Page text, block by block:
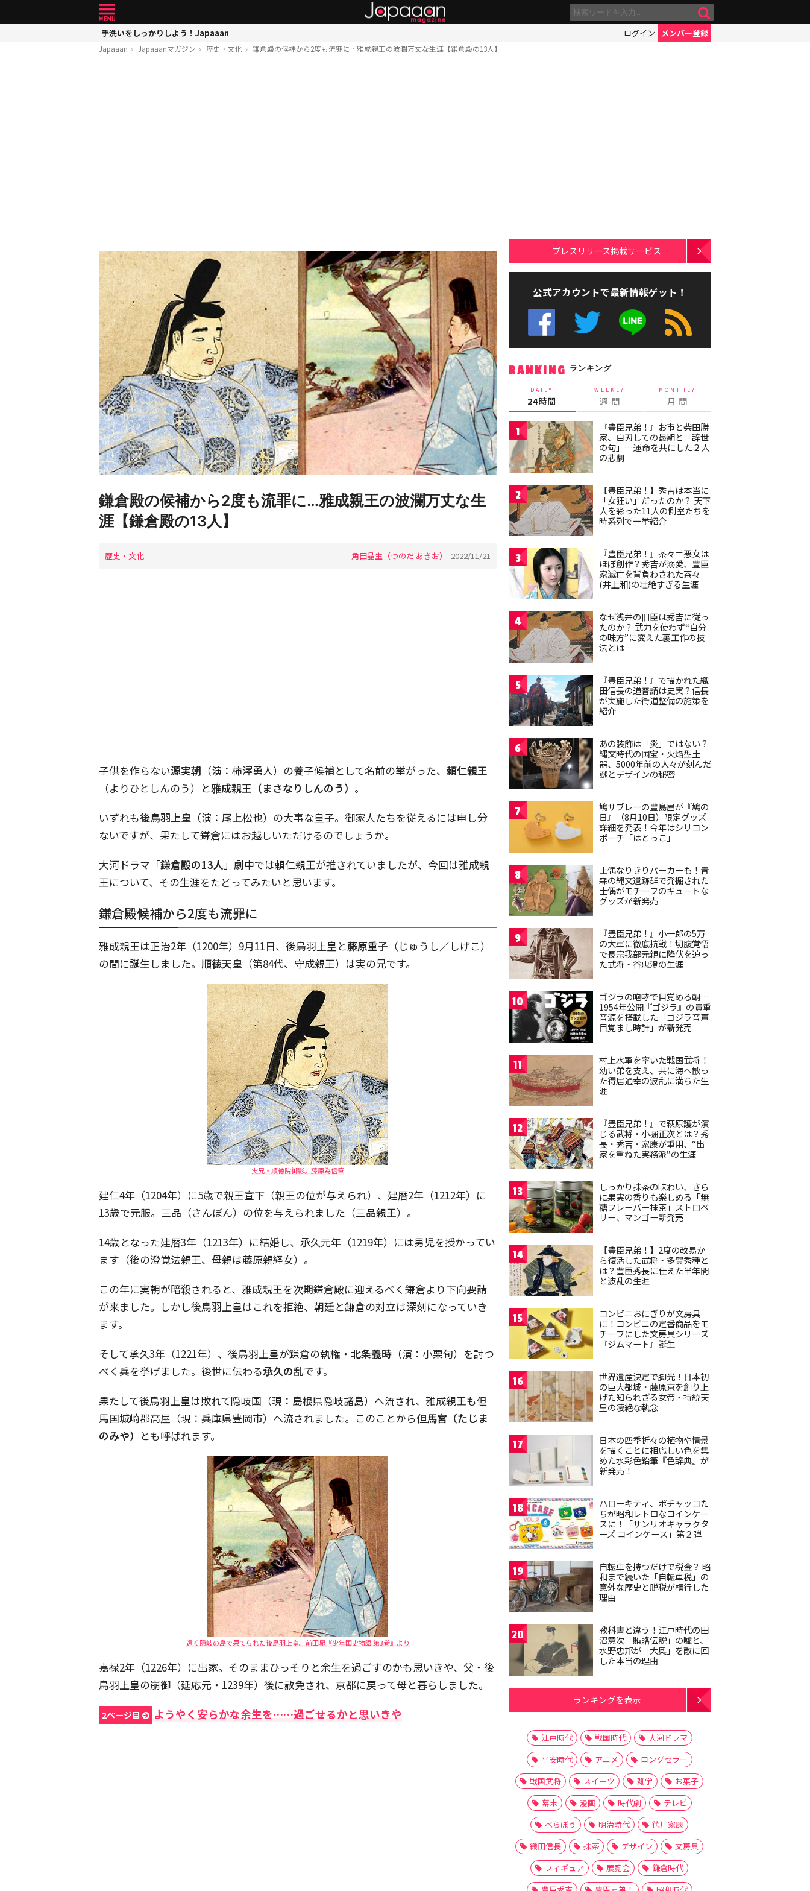
手洗いをしっかりしよう！Japaaan ログイン メンバー登録
Japaaan Japaaanマガジン 歴史・文化 鎌倉殿の候補から2度も流罪に…雅成親王の波瀾万丈な生涯【鎌倉殿の13人】
鎌倉殿の候補から2度も流罪に…雅成親王の波瀾万丈な生
涯【鎌倉殿の13人】
歴史・文化 角田晶生（つのだ あきお） 2022/11/21
子供を作らない源実朝 （演：柿澤勇人）の養子候補として名前の挙がった、 頼仁親王
（よりひとしんのう）と雅成親王（まさなりしんのう） 。
いずれも後鳥羽上皇 （演：尾上松也）の大事な皇子。御家人たちを従えるには申し分
ないですが、果たして鎌倉にはお越しいただけるのでしょうか。
大河ドラマ「鎌倉殿の13人」劇中では頼仁親王が推されていましたが、今回は雅成親
王について、その生涯をたどってみたいと思います。
鎌倉殿候補から2度も流罪に
雅成親王は正治2年（1200年）9月11日、後鳥羽上皇と藤原重子 （じゅうし／しげこ）
の間に誕生しました。 順徳天皇 （第84代、守成親王）は実の兄です。
実兄・順徳院御影。藤原為信筆
建仁4年（1204年）に5歳で親王宣下（親王の位が与えられ）、建暦2年（1212年）に
13歳で元服。三品（さんぼん）の位を与えられました（三品親王）。
14歳となった建暦3年（1213年）に結婚し、承久元年（1219年）には男児を授かってい
ます（後の澄覚法親王、母親は藤原親経女）。
この年に実朝が暗殺されると、雅成親王を次期鎌倉殿に迎えるべく鎌倉より下向要請
が来ました。しかし後鳥羽上皇はこれを拒絶、朝廷と鎌倉の対立は深刻になっていき
ます。
そして承久3年（1221年）、後鳥羽上皇が鎌倉の執権・ 北条義時 （演：小栗旬）を討つ
べく兵を挙げました。後世に伝わる承久の乱です。
果たして後鳥羽上皇は敗れて隠岐国（現：島根県隠岐諸島）へ流され、雅成親王も但
馬国城崎郡高屋（現：兵庫県豊岡市）へ流されました。このことから但馬宮（たじま
のみや） とも呼ばれます。
遠く隠岐の島で果てられた後鳥羽上皇。前田晁『少年国史物語 第3巻』より
嘉禄2年（1226年）に出家。そのままひっそりと余生を過ごすのかも思いきや、父・後
鳥羽上皇の崩御（延応元・1239年）後に赦免され、京都に戻って母と暮らしました。
2ページ目 ようやく安らかな余生を……過ごせるかと思いきや
プレスリリース掲載サービス
公式アカウントで最新情報ゲット！
RANKING ランキング
DAILY
24時間
WEEKLY
週 間
MONTHLY
月 間
1
『豊臣兄弟！』お市と柴田勝
家、自刃しての最期と「辞世
の句」…運命を共にした２人
の悲劇
2
【豊臣兄弟！】秀吉は本当に
「女狂い」だったのか？ 天下
人を彩った11人の側室たちを
時系列で一挙紹介
3
『豊臣兄弟！』茶々＝悪女は
ほぼ創作？秀吉が溺愛、豊臣
家滅亡を背負わされた茶々
(井上和)の壮絶すぎる生涯
4
なぜ浅井の旧臣は秀吉に従っ
たのか？ 武力を使わず“自分
の味方”に変えた裏工作の技
法とは
5
『豊臣兄弟！』で描かれた織
田信長の道普請は史実？信長
が実施した街道整備の施策を
紹介
6
あの装飾は「炎」ではない？
縄文時代の国宝・火焔型土
器、5000年前の人々が刻んだ
謎とデザインの秘密
7
鳩サブレーの豊島屋が『鳩の
日』（8月10日）限定グッズ
詳細を発表！今年はシリコン
ポーチ「はとっこ」
8
土偶なりきりパーカーも！青
森の縄文遺跡群で発掘された
土偶がモチーフのキュートな
グッズが新発売
9
『豊臣兄弟！』小一郎の5万
の大軍に徹底抗戦！切腹覚悟
で長宗我部元親に降伏を迫っ
た武将・谷忠澄の生涯
10
ゴジラの咆哮で目覚める朝…
1954年公開『ゴジラ』の貴重
音源を搭載した「ゴジラ音声
目覚まし時計」が新発売
11
村上水軍を率いた戦国武将！
幼い弟を支え、共に海へ散っ
た得居通幸の波乱に満ちた生
涯
12
『豊臣兄弟！』で萩原護が演
じる武将・小堀正次とは？秀
長・秀吉・家康が重用、“出
家を重ねた実務派”の生涯
13
しっかり抹茶の味わい、さら
に果実の香りも楽しめる「無
糖フレーバー抹茶」ストロベ
リー、マンゴー新発売
14
【豊臣兄弟！】2度の改易か
ら復活した武将・多賀秀種と
は？豊臣秀長に仕えた半年間
と波乱の生涯
15
コンビニおにぎりが文房具
に！コンビニの定番商品をモ
チーフにした文房具シリーズ
『ジムマート』誕生
16
世界遺産決定で脚光！日本初
の巨大都城・藤原京を創り上
げた知られざる女帝・持統天
皇の凄絶な執念
17
日本の四季折々の植物や情景
を描くことに相応しい色を集
めた水彩色鉛筆『色辞典』が
新発売！
18
ハローキティ、ポチャッコた
ちが昭和レトロなコインケー
スに！「サンリオキャラクタ
ーズ コインケース」第２弾
19
自転車を持つだけで税金？ 昭
和まで続いた「自転車税」の
意外な歴史と脱税が横行した
理由
20
教科書と違う！江戸時代の田
沼意次「賄賂伝説」の嘘と、
水野忠邦が「大奥」を敵に回
した本当の理由
ランキングを表示
江戸時代 戦国時代
大河ドラマ
平安時代
アニメ
ロングセラー
戦国武将
スイーツ 雑学
お菓子
幕末
漫画 時代劇
テレビ
べらぼう
明治時代
徳川家康
織田信長
抹茶 デザイン
文房具
フィギュア
展覧会
鎌倉時代